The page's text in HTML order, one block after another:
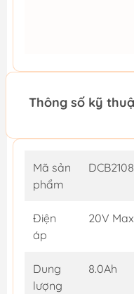
Thông số kỹ
Mã sản
phẩm
Điện
áp
20V Max
Dung
lượng
8.0Ah